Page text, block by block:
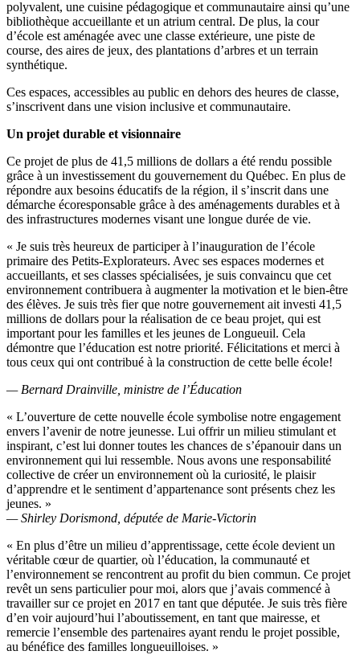
polyvalent, une cuisine pédagogique et communautaire ainsi qu’une
bibliothèque accueillante et un atrium central. De plus, la cour
d’école est aménagée avec une classe extérieure, une piste de
course, des aires de jeux, des plantations d’arbres et un terrain
synthétique.
Ces espaces, accessibles au public en dehors des heures de classe,
s’inscrivent dans une vision inclusive et communautaire.
Un projet durable et visionnaire
Ce projet de plus de 41,5 millions de dollars a été rendu possible
grâce à un investissement du gouvernement du Québec. En plus de
répondre aux besoins éducatifs de la région, il s’inscrit dans une
démarche écoresponsable grâce à des aménagements durables et à
des infrastructures modernes visant une longue durée de vie.
« Je suis très heureux de participer à l’inauguration de l’école
primaire des Petits-Explorateurs. Avec ses espaces modernes et
accueillants, et ses classes spécialisées, je suis convaincu que cet
environnement contribuera à augmenter la motivation et le bien-être
des élèves. Je suis très fier que notre gouvernement ait investi 41,5
millions de dollars pour la réalisation de ce beau projet, qui est
important pour les familles et les jeunes de Longueuil. Cela
démontre que l’éducation est notre priorité. Félicitations et merci à
tous ceux qui ont contribué à la construction de cette belle école!
— Bernard Drainville, ministre de l’Éducation
« L’ouverture de cette nouvelle école symbolise notre engagement
envers l’avenir de notre jeunesse. Lui offrir un milieu stimulant et
inspirant, c’est lui donner toutes les chances de s’épanouir dans un
environnement qui lui ressemble. Nous avons une responsabilité
collective de créer un environnement où la curiosité, le plaisir
d’apprendre et le sentiment d’appartenance sont présents chez les
jeunes. »
— Shirley Dorismond, députée de Marie-Victorin
« En plus d’être un milieu d’apprentissage, cette école devient un
véritable cœur de quartier, où l’éducation, la communauté et
l’environnement se rencontrent au profit du bien commun. Ce projet
revêt un sens particulier pour moi, alors que j’avais commencé à
travailler sur ce projet en 2017 en tant que députée. Je suis très fière
d’en voir aujourd’hui l’aboutissement, en tant que mairesse, et
remercie l’ensemble des partenaires ayant rendu le projet possible,
au bénéfice des familles longueuilloises. »